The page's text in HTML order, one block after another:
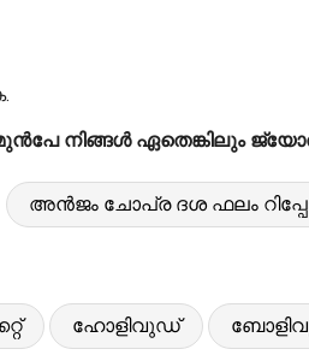
നിങ്ങൾ ഏതെങ്കിലും
അൻജം ചോപ്ര ദശ ഫലം
ഹോളിവുഡ്